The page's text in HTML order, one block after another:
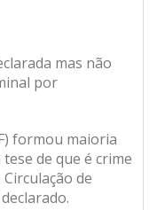
mas não
por
formou maioria
de que é crime
de